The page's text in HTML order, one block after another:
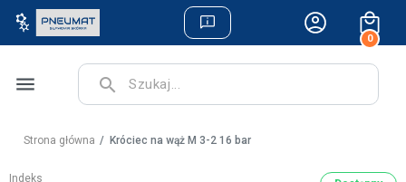
0
menu search
Strona główna Króciec na wąż M 3-2 16 bar
Indeks